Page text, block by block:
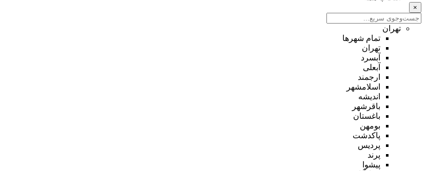
×
تهران
تمام شهر‌ها
تهران
آبسرد
آبعلی
ارجمند
اسلامشهر
اندیشه
باقرشهر
باغستان
بومهن
پاکدشت
پردیس
پرند
پیشوا